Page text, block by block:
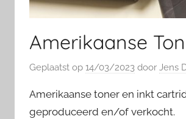
Amerikaanse
Geplaatst op 14/03/2023 door Jens
Amerikaanse toner en inkt
geproduceerd en/of verkocht.